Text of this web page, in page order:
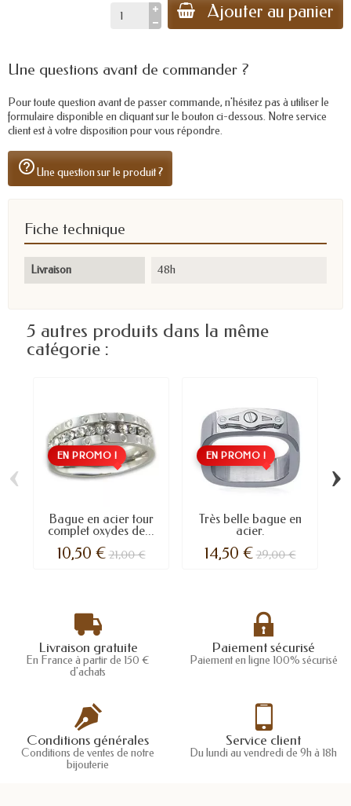
Ajouter au panier
Une questions avant de commander ?
Pour toute question avant de passer commande, n'hésitez pas à utiliser le
formulaire disponible en cliquant sur le bouton ci-dessous. Notre service
client est à votre disposition pour vous répondre.
help_outlineUne question sur le produit ?
Fiche technique
Livraison 48h
5 autres produits dans la même
catégorie :
EN PROMO !
Bague en acier tour
complet oxydes de...
10,50 €21,00 €
EN PROMO !
Très belle bague en
acier.
14,50 €29,00 €
‹ ›
Livraison gratuite
En France à partir de 150 €
d'achats
Paiement sécurisé
Paiement en ligne 100% sécurisé
Conditions générales
Conditions de ventes de notre
bijouterie
Service client
Du lundi au vendredi de 9h à 18h